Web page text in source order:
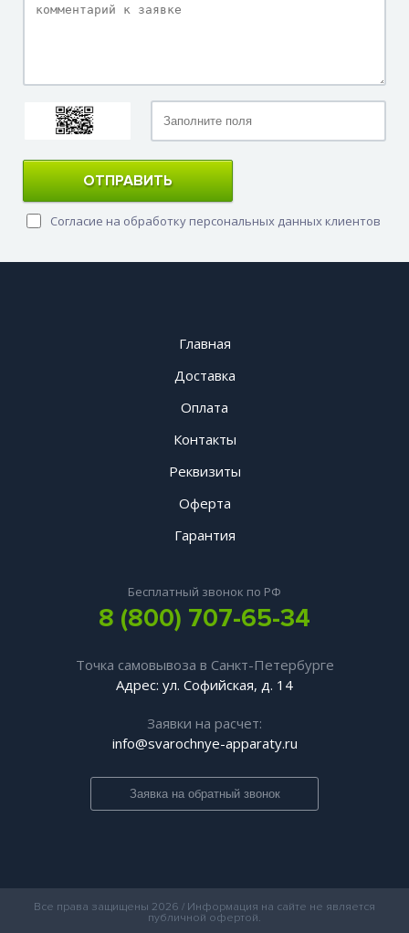
ОТПРАВИТЬ
Согласие на обработку персональных данных клиентов
Главная
Доставка
Оплата
Контакты
Реквизиты
Оферта
Гарантия
Бесплатный звонок по РФ
8 (800) 707-65-34
Точка самовывоза в Санкт-Петербурге
Адрес: ул. Софийская, д. 14
Заявки на расчет:
info@svarochnye-apparaty.ru
Заявка на обратный звонок
Все права защищены 2026 / Информация на сайте не является
публичной офертой.